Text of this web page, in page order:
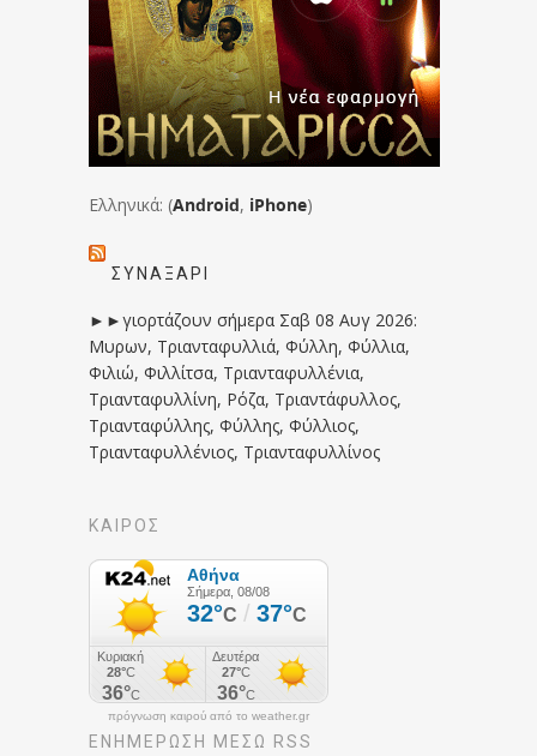
Ελληνικά: (Android, iPhone)
ΣΥΝΑΞΆΡΙ
►►γιορτάζουν σήμερα Σαβ 08 Αυγ 2026:
Μυρων, Τριανταφυλλιά, Φύλλη, Φύλλια,
Φιλιώ, Φιλλίτσα, Τριανταφυλλένια,
Τριανταφυλλίνη, Ρόζα, Τριαντάφυλλος,
Τριανταφύλλης, Φύλλης, Φύλλιος,
Τριανταφυλλένιος, Τριανταφυλλίνος
ΚΑΙΡΟΣ
πρόγνωση καιρού από το weather.gr
ΕΝΗΜΈΡΩΣΉ ΜΕΣΩ RSS